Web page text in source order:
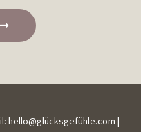
hello@glücksgefühle.com |